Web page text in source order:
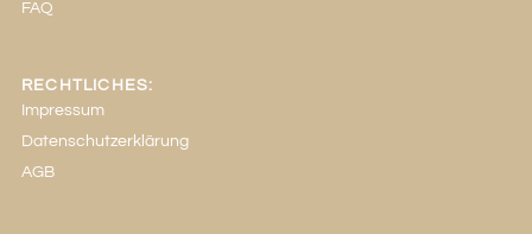
FAQ
RECHTLICHES:
Impressum
Datenschutzerklärung
AGB